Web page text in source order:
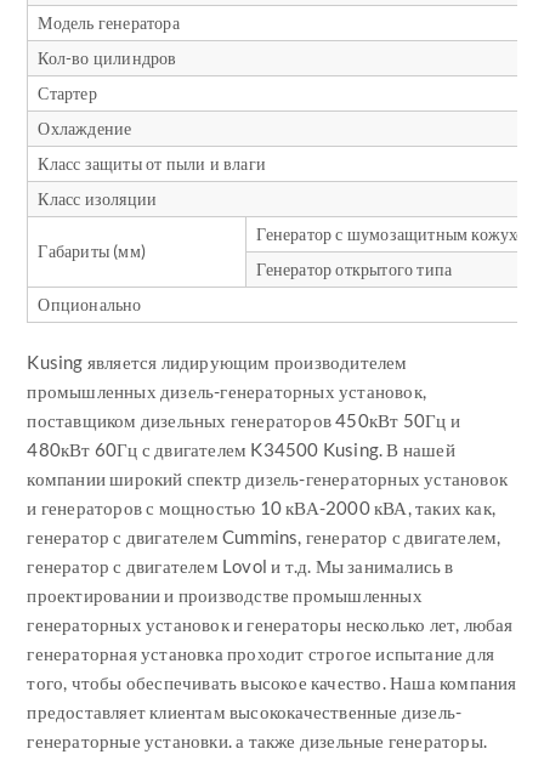
Модель генератора
Кол-во цилиндров
Стартер
Охлаждение
Класс защиты от пыли и влаги
Класс изоляции
Габариты (мм)
Генератор с шумозащитным кожухом
Генератор открытого типа
Опционально
Kusing является лидирующим производителем
промышленных дизель-генераторных установок,
поставщиком дизельных генераторов 450кВт 50Гц и
480кВт 60Гц с двигателем K34500 Kusing. В нашей
компании широкий спектр дизель-генераторных установок
и генераторов с мощностью 10 кВА-2000 кВА, таких как,
генератор с двигателем Cummins, генератор с двигателем,
генератор с двигателем Lovol и т.д. Мы занимались в
проектировании и производстве промышленных
генераторных установок и генераторы несколько лет, любая
генераторная установка проходит строгое испытание для
того, чтобы обеспечивать высокое качество. Наша компания
предоставляет клиентам высококачественные дизель-
генераторные установки. а также дизельные генераторы.